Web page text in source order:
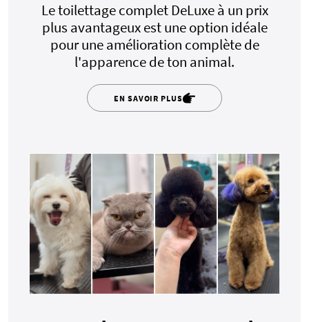
Le toilettage complet DeLuxe à un prix
plus avantageux est une option idéale
pour une amélioration complète de
l'apparence de ton animal.
EN SAVOIR PLUS